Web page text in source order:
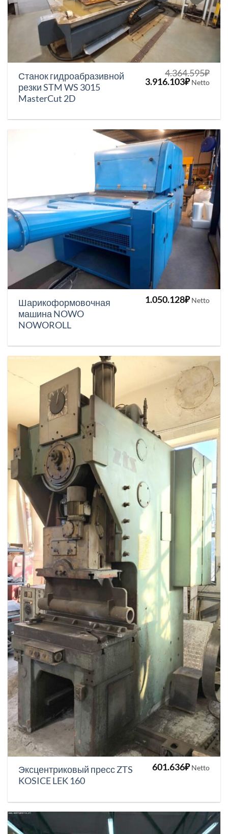
Станок гидроабразивной
резки STM WS 3015
MasterCut 2D
4.364.595₽
Первоначальная
3.916.103₽Текущая
Netto
Шарикоформовочная
машина NOWO
NOWOROLL
1.050.128₽ Netto
Эксцентриковый пресс ZTS
KOSICE LEK 160
601.636₽ Netto